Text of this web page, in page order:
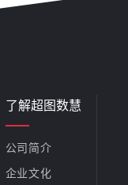
了解超图数慧
公司简介
企业文化